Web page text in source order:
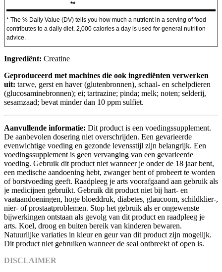
**
* The % Daily Value (DV) tells you how much a nutrient in a serving of food
contributes to a daily diet. 2,000 calories a day is used for general nutrition
advice.
Ingrediënt: Creatine
Geproduceerd met machines die ook ingrediënten verwerken
uit: tarwe, gerst en haver (glutenbronnen), schaal- en schelpdieren
(glucosaminebronnen); ei; tartrazine; pinda; melk; noten; selderij,
sesamzaad; bevat minder dan 10 ppm sulfiet.
Aanvullende informatie: Dit product is een voedingssupplement.
De aanbevolen dosering niet overschrijden. Een gevarieerde
evenwichtige voeding en gezonde levensstijl zijn belangrijk. Een
voedingssupplement is geen vervanging van een gevarieerde
voeding. Gebruik dit product niet wanneer je onder de 18 jaar bent,
een medische aandoening hebt, zwanger bent of probeert te worden
of borstvoeding geeft. Raadpleeg je arts voorafgaand aan gebruik als
je medicijnen gebruikt. Gebruik dit product niet bij hart- en
vaataandoeningen, hoge bloeddruk, diabetes, glaucoom, schildklier-,
nier- of prostaatproblemen. Stop het gebruik als er ongewenste
bijwerkingen ontstaan als gevolg van dit product en raadpleeg je
arts. Koel, droog en buiten bereik van kinderen bewaren.
Natuurlijke variaties in kleur en geur van dit product zijn mogelijk.
Dit product niet gebruiken wanneer de seal ontbreekt of open is.
DISCLAIMER